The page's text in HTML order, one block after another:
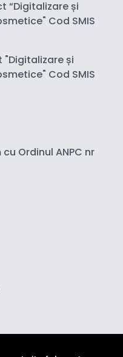
“Digitalizare și
Cod SMIS
și
Cod SMIS
Ordinul ANPC nr